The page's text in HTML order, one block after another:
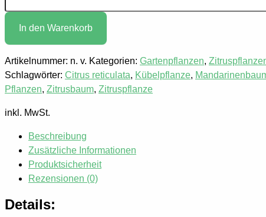
In den Warenkorb
Artikelnummer: n. v. Kategorien: Gartenpflanzen,
Schlagwörter: Citrus reticulata, Kübelpflanze,
Pflanzen, Zitrusbaum, Zitruspflanze
inkl. MwSt.
Beschreibung
Zusätzliche Informationen
Produktsicherheit
Rezensionen (0)
Details: